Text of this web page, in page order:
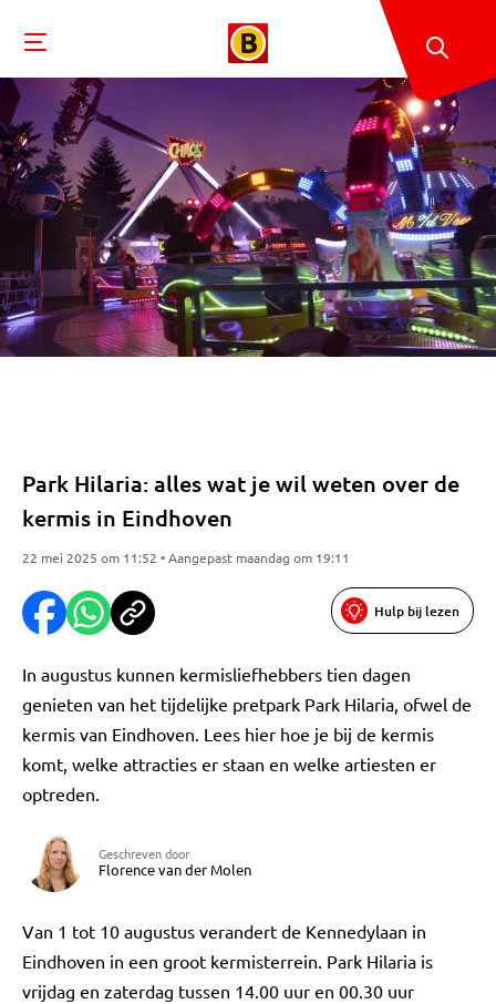
Park Hilaria: alles wat je wil weten over de
kermis in Eindhoven
22 mei 2025 om 11:52 • Aangepast maandag om 19:11
Hulp bij lezen
In augustus kunnen kermisliefhebbers tien dagen
genieten van het tijdelijke pretpark Park Hilaria, ofwel de
kermis van Eindhoven. Lees hier hoe je bij de kermis
komt, welke attracties er staan en welke artiesten er
optreden.
Geschreven door
Florence van der Molen
Van 1 tot 10 augustus verandert de Kennedylaan in
Eindhoven in een groot kermisterrein. Park Hilaria is
vrijdag en zaterdag tussen 14.00 uur en 00.30 uur